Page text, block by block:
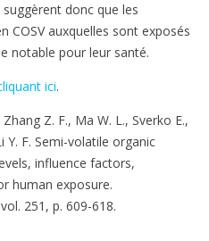
donc que les
COSV auxquelles sont exposés
notable pour leur santé.
ici.
Zhang Z. F., Ma W. L., Sverko E.,
Y. F. Semi-volatile organic
influence factors,
human exposure.
251, p. 609-618.